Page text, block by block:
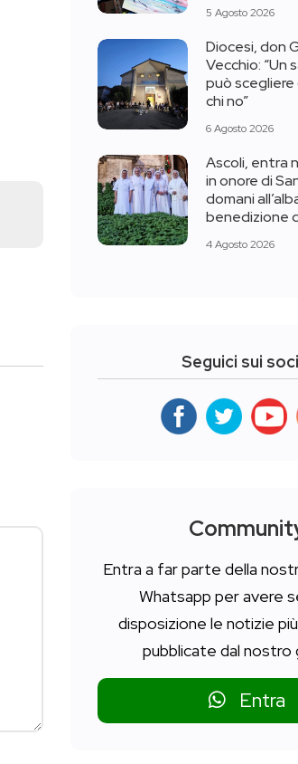
5 Agosto 2026
Diocesi, don
Vecchio: “Un
può scegliere
chi no”
6 Agosto 2026
Ascoli, entra
in onore di
domani
benedizione
4 Agosto 2026
Seguici sui
Entra a far parte della
Whatsapp per avere
disposizione le notizie
pubblicate dal nostro
Entra